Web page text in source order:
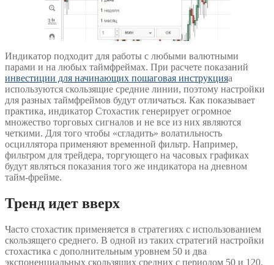
Индикатор подходит для работы с любыми валютными
парами и на любых таймфреймах. При расчете показаний
инвестиции для начинающих пошаговая инструкцияа
используются скользящие средние линии, поэтому настройки
для разных таймфреймов будут отличаться. Как показывает
практика, индикатор Стохастик генерирует огромное
множество торговых сигналов и не все из них являются
четкими. Для того чтобы «сгладить» волатильность
осциллятора применяют временной фильтр. Например,
фильтром для трейдера, торгующего на часовых графиках
будут являться показания того же индикатора на дневном
тайм-фрейме.
Тренд идет вверх
Часто стохастик применяется в стратегиях с использованием
скользящего среднего. В одной из таких стратегий настройки
стохастика с дополнительным уровнем 50 и два
экспоненциальных скользящих средних с периодом 50 и 120.